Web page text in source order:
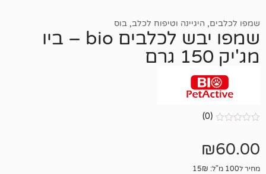
וטיפוח לכלב,בוס
שמפו יבש לכלבים bio – ביו